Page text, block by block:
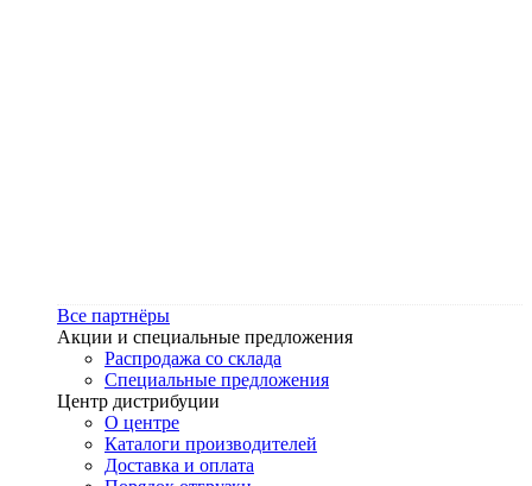
Все партнёры
Акции и специальные предложения
Распродажа со склада
Специальные предложения
Центр дистрибуции
О центре
Каталоги производителей
Доставка и оплата